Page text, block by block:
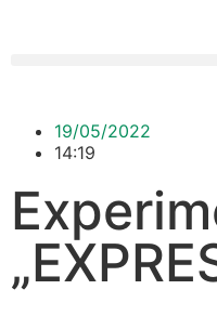
19/05/2022
14:19